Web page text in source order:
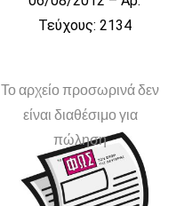
Τεύχους: 2134
Το αρχείο προσωρινά δεν
είναι διαθέσιμο για
πώληση